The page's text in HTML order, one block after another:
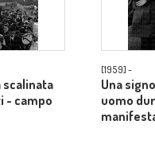
scalinata
- campo
[1959] -
Una
uomo